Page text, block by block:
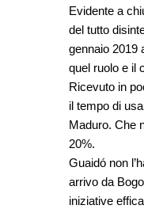
Evidente a
del tutto
gennaio 2019
quel ruolo e il
Ricevuto in
il tempo di
Maduro. Che
20%.
Guaidó non
arrivo da
iniziative